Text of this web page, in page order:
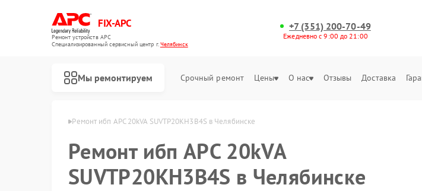
FIX-APC
Ремонт устройств APC
Специализированный cервисный центр г.Челябинск
+7 (351) 200-70-49
Ежедневно с 9:00 до 21:00
Мы ремонтируем Срочный ремонт Цены О нас Отзывы Доставка
APC в Челябинске Ремонт ибп APC 20kVA SUVTP20KH3B4S в Челябинске
Ремонт ибп APC 20kVA
SUVTP20KH3B4S в Челябинске